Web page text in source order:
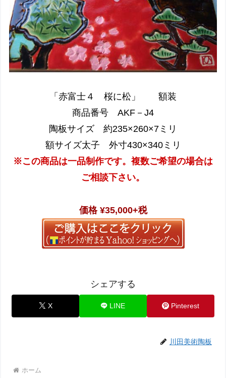
「赤富士４ 桜に松」 額装
商品番号 AKF－J4
陶板サイズ 約235×260×7ミリ
額サイズ太子 外寸430×340ミリ
※この商品は一品制作です。複数ご希望の場合は
ご相談下さい。
価格 ¥35,000+税
シェアする
X LINE Pinterest
川田美術陶板
ホーム